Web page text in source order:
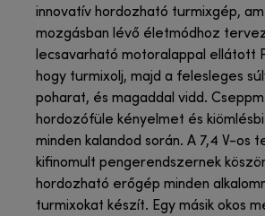
innovatív hordozható turmixgép,
mozgásban lévő életmódhoz
lecsavarható motoralappal ellátott
hogy turmixolj, majd a felesleges
poharat, és magaddal vidd.
hordozófüle kényelmet és
minden kalandod során. A 7,4 V-os
kifinomult pengerendszernek
hordozható erőgép minden
turmixokat készít. Egy másik okos